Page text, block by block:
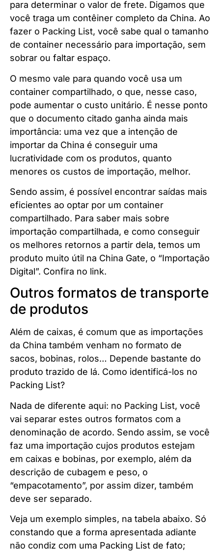
para determinar o valor de frete. Digamos que
você traga um contêiner completo da China. Ao
fazer o Packing List, você sabe qual o tamanho
de container necessário para importação, sem
sobrar ou faltar espaço.
O mesmo vale para quando você usa um
container compartilhado, o que, nesse caso,
pode aumentar o custo unitário. É nesse ponto
que o documento citado ganha ainda mais
importância: uma vez que a intenção de
importar da China é conseguir uma
lucratividade com os produtos, quanto
menores os custos de importação, melhor.
Sendo assim, é possível encontrar saídas mais
eficientes ao optar por um container
compartilhado. Para saber mais sobre
importação compartilhada, e como conseguir
os melhores retornos a partir dela, temos um
produto muito útil na China Gate, o “Importação
Digital”. Confira no link.
Outros formatos de transporte
de produtos
Além de caixas, é comum que as importações
da China também venham no formato de
sacos, bobinas, rolos… Depende bastante do
produto trazido de lá. Como identificá-los no
Packing List?
Nada de diferente aqui: no Packing List, você
vai separar estes outros formatos com a
denominação de acordo. Sendo assim, se você
faz uma importação cujos produtos estejam
em caixas e bobinas, por exemplo, além da
descrição de cubagem e peso, o
“empacotamento”, por assim dizer, também
deve ser separado.
Veja um exemplo simples, na tabela abaixo. Só
constando que a forma apresentada adiante
não condiz com uma Packing List de fato;